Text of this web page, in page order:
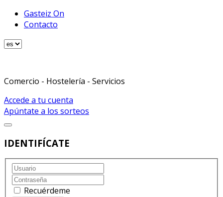
Gasteiz On
Contacto
Comercio - Hostelería - Servicios
Accede a tu cuenta
Apúntate a los sorteos
IDENTIFÍCATE
Recuérdeme